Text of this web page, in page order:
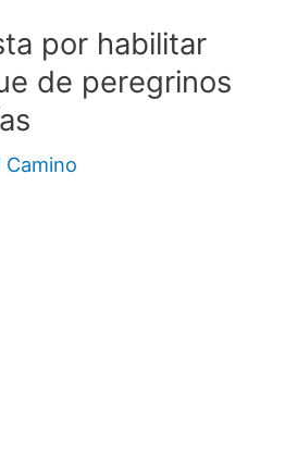
por habilitar
de peregrinos